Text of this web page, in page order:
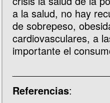
a la salud, no hay
de sobrepeso,
cardiovasculares, a
importante el
Referencias: